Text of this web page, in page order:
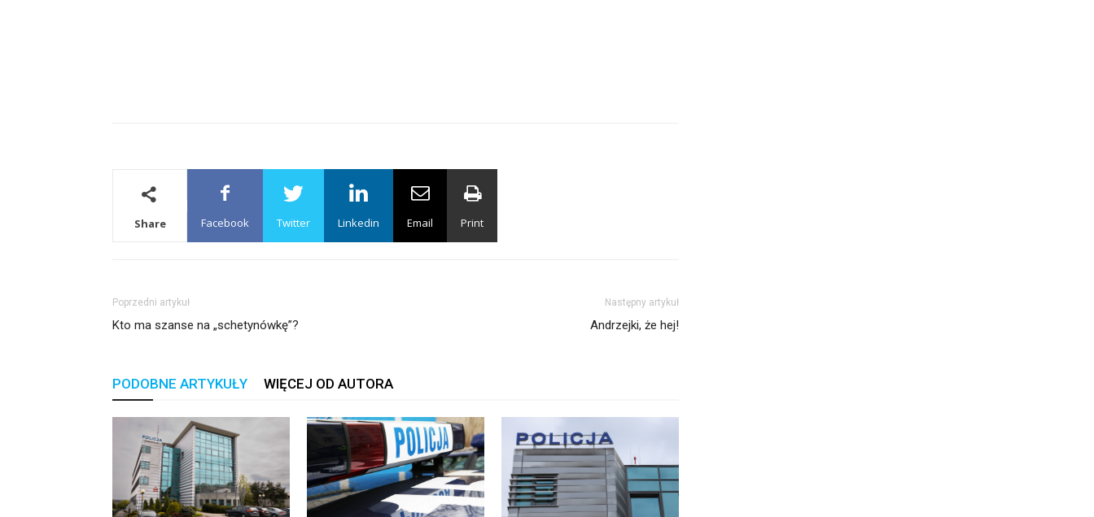
Share Facebook Twitter Linkedin Email Print
Poprzedni artykuł
Kto ma szanse na „schetynówkę”?
Następny artykuł
Andrzejki, że hej!
PODOBNE ARTYKUŁY WIĘCEJ OD AUTORA